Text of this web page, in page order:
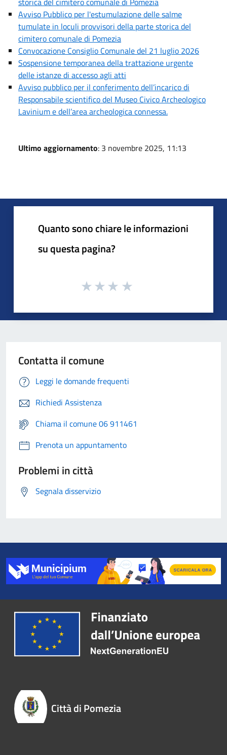
Avviso Pubblico per l'estumulazione delle salme
tumulate in loculi provvisori della parte storica del
cimitero comunale di Pomezia
Convocazione Consiglio Comunale del 21 luglio 2026
Sospensione temporanea della trattazione urgente
delle istanze di accesso agli atti
Avviso pubblico per il conferimento dell’incarico di
Responsabile scientifico del Museo Civico Archeologico
Lavinium e dell’area archeologica connessa.
Ultimo aggiornamento: 3 novembre 2025, 11:13
Quanto sono chiare le informazioni
su questa pagina?
Contatta il comune
Leggi le domande frequenti
Richiedi Assistenza
Chiama il comune 06 911461
Prenota un appuntamento
Problemi in città
Segnala disservizio
Città di Pomezia